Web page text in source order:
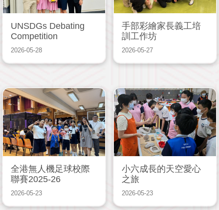
UNSDGs Debating
Competition
2026-05-28
手部彩繪家長義工培
訓工作坊
2026-05-27
全港無人機足球校際
聯賽2025-26
2026-05-23
小六成長的天空愛心
之旅
2026-05-23